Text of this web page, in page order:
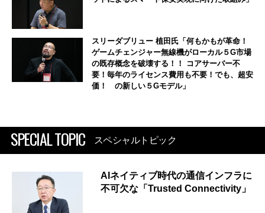
スリーダブリュー 植田氏「何もかもが革命！
ゲームチェンジャー無線機がローカル５G市場
の既存概念を破壊する！！ コアサーバー不
要！毎年のライセンス費用も不要！でも、超安
価！ の新しい５Gモデル」
SPECIAL TOPIC スペシャルトピック
AIネイティブ時代の通信インフラに
不可欠な「Trusted Connectivity」